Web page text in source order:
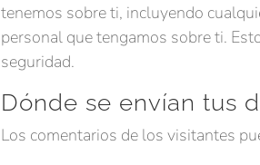
tenemos sobre ti, incluyendo
personal que tengamos sobre ti.
seguridad.
Dónde se envían tus
Los comentarios de los visitantes